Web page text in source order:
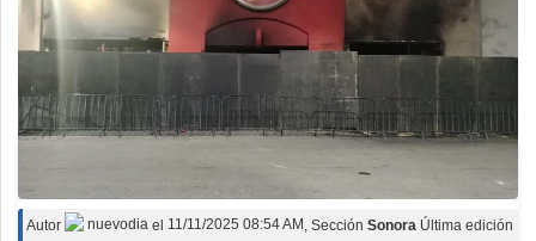
Autor nuevodia el 11/11/2025 08:54 AM , Sección Sonora Última edición